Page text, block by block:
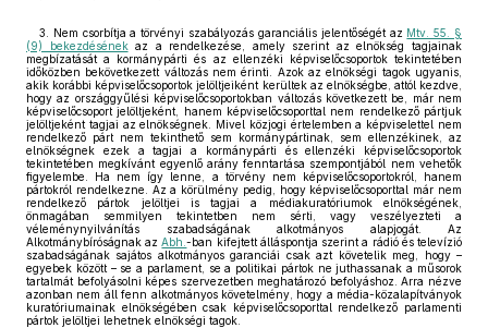
3. Nem csorbítja a törvényi szabályozás garanciális jelentőségét az Mtv. 55. §
(9) bekezdésénekaz a rendelkezése, amely szerint az elnökség tagjainak
megbízatását a kormánypárti és az ellenzéki képviselőcsoportok tekintetében
időközben bekövetkezett változás nem érinti. Azok az elnökségi tagok ugyanis,
akik korábbi képviselőcsoportok jelöltjeiként kerültek az elnökségbe, attól kezdve,
hogy az országgyűlési képviselőcsoportokban változás következett be, már nem
képviselőcsoport jelöltjeként, hanem képviselőcsoporttal nem rendelkező pártjuk
jelöltjeként tagjai az elnökségnek. Mivel közjogi értelemben a képviselettel nem
rendelkező párt nem tekinthető sem kormánypártinak, sem ellenzékinek, az
elnökségnek ezek a tagjai a kormánypárti és ellenzéki képviselőcsoportok
tekintetében megkívánt egyenlő arány fenntartása szempontjából nem vehetők
figyelembe. Ha nem így lenne, a törvény nem képviselőcsoportokról, hanem
pártokról rendelkezne. Az a körülmény pedig, hogy képviselőcsoporttal már nem
rendelkező pártok jelöltjei is tagjai a médiakuratóriumok elnökségének,
önmagában semmilyen tekintetben nem sérti, vagy veszélyezteti a
véleménynyilvánítás szabadságának alkotmányos alapjogát. Az
Alkotmánybíróságnak azAbh.-ban kifejtett álláspontja szerint a rádió és televízió
szabadságának sajátos alkotmányos garanciái csak azt követelik meg, hogy –
egyebek között – se a parlament, se a politikai pártok ne juthassanak a műsorok
tartalmát befolyásolni képes szervezetben meghatározó befolyáshoz. Arra nézve
azonban nem áll fenn alkotmányos követelmény, hogy a média-közalapítványok
kuratóriumainak elnökségében csak képviselőcsoporttal rendelkező parlamenti
pártok jelöltjei lehetnek elnökségi tagok.